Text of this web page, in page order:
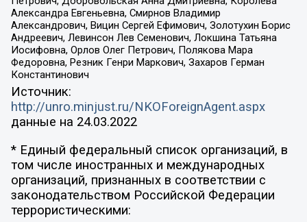
Александра Евгеньевна, Смирнов Владимир
Александрович, Вицин Сергей Ефимович, Золотухин Борис
Андреевич, Левинсон Лев Семенович, Локшина Татьяна
Иосифовна, Орлов Олег Петрович, Полякова Мара
Федоровна, Резник Генри Маркович, Захаров Герман
Константинович
Источник:
http://unro.minjust.ru/NKOForeignAgent.aspx
данные на 24.03.2022
* Единый федеральный список организаций, в
том числе иностранных и международных
организаций, признанных в соответствии с
законодательством Российской Федерации
террористическими: